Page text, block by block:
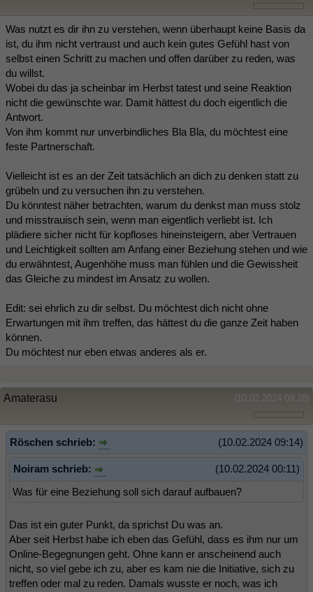
Was nutzt es dir ihn zu verstehen, wenn überhaupt keine Basis da
ist, du ihm nicht vertraust und auch kein gutes Gefühl hast von
selbst einen Schritt zu machen und offen darüber zu reden, was
du willst.
Wobei du das ja scheinbar im Herbst tatest und seine Reaktion
nicht die gewünschte war. Damit hättest du doch eigentlich die
Antwort.
Von ihm kommt nur unverbindliches Bla Bla, du möchtest eine
feste Partnerschaft.
Vielleicht ist es an der Zeit tatsächlich an dich zu denken statt zu
grübeln und zu versuchen ihn zu verstehen.
Du könntest näher betrachten, warum du denkst man muss stolz
und misstrauisch sein, wenn man eigentlich verliebt ist. Ich
plädiere sicher nicht für kopfloses hineinsteigern, aber Vertrauen
und Leichtigkeit sollten am Anfang einer Beziehung stehen und wie
du erwähntest, Augenhöhe muss man fühlen und die Gewissheit
das Gleiche zu mindest im Ansatz zu wollen.
Edit: sei ehrlich zu dir selbst. Du möchtest dich nicht ohne
Erwartungen mit ihm treffen, das hättest du die ganze Zeit haben
können.
Du möchtest nur eben etwas anderes als er.
(10.02.2024 09:28)
Amaterasu
(10.02.2024 09:14)
Röschen schrieb:
(10.02.2024 00:11)
Noiram schrieb:
Was für eine Beziehung soll sich darauf aufbauen?
Das ist ein guter Punkt, da sprichst Du was an.
Aber seit Herbst habe ich eben das Gefühl, dass es ihm nur um
Online-Begegnungen geht. Ohne kann er anscheinend auch
nicht, so viel gebe ich zu, aber es kam nie die Initiative, sich zu
treffen oder mal zu reden. Damals wusste er noch, was ich